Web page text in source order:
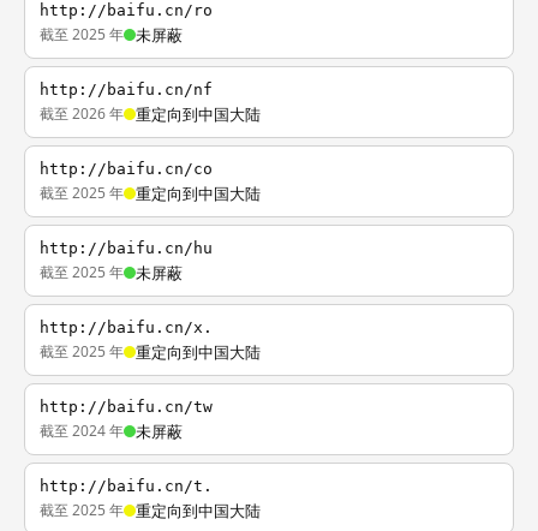
http://baifu.cn/ro
截至 2025 年 未屏蔽
http://baifu.cn/nf
截至 2026 年 重定向到中国大陆
http://baifu.cn/co
截至 2025 年 重定向到中国大陆
http://baifu.cn/hu
截至 2025 年 未屏蔽
http://baifu.cn/x.
截至 2025 年 重定向到中国大陆
http://baifu.cn/tw
截至 2024 年 未屏蔽
http://baifu.cn/t.
截至 2025 年 重定向到中国大陆